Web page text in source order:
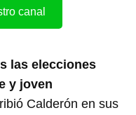
canal
las elecciones
y joven
Calderón en sus